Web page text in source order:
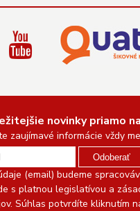
novinky priamo
zaujímavé informácie vždy
Odoberať
(email) budeme
s platnou legislatívou a
Súhlas potvrdíte kliknutím